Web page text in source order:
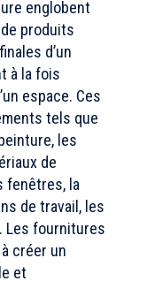
englobent
produits
d’un
à la fois
espace. Ces
tels que
les
de
fenêtres, la
de travail, les
Les fournitures
créer un
et